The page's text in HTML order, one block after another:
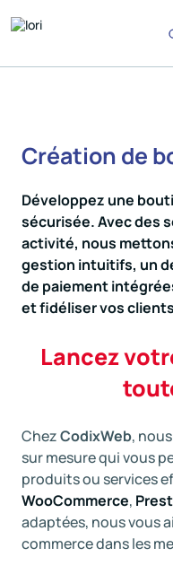
Création de
Développez une
sécurisée. Avec des
activité, nous
gestion intuitifs, un
de paiement
et fidéliser vos
Lancez
ChezCodixWeb,
sur mesure qui vous
produits ou services
WooCommerce,
adaptées, nous vous
commerce dans les